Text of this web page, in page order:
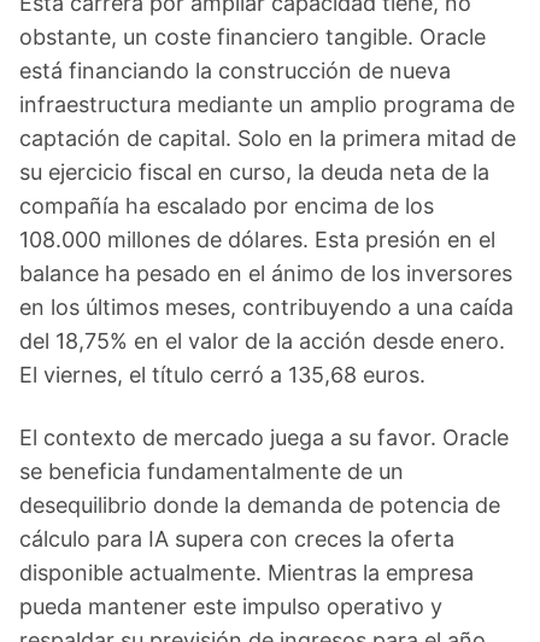
obstante, un coste financiero tangible. Oracle
está financiando la construcción de nueva
infraestructura mediante un amplio programa de
captación de capital. Solo en la primera mitad de
su ejercicio fiscal en curso, la deuda neta de la
compañía ha escalado por encima de los
108.000 millones de dólares. Esta presión en el
balance ha pesado en el ánimo de los inversores
en los últimos meses, contribuyendo a una caída
del 18,75% en el valor de la acción desde enero.
El viernes, el título cerró a 135,68 euros.
El contexto de mercado juega a su favor. Oracle
se beneficia fundamentalmente de un
desequilibrio donde la demanda de potencia de
cálculo para IA supera con creces la oferta
disponible actualmente. Mientras la empresa
pueda mantener este impulso operativo y